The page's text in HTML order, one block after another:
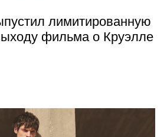
лимитированную
фильма о Круэлле